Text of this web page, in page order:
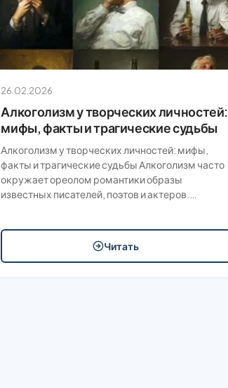
26.02.2026
Алкоголизм у творческих личностей:
мифы, факты и трагические судьбы
Алкоголизм у творческих личностей: мифы,
факты и трагические судьбы Алкоголизм часто
окружает ореолом романтики образы
известных писателей, поэтов и актеров.…
Читать